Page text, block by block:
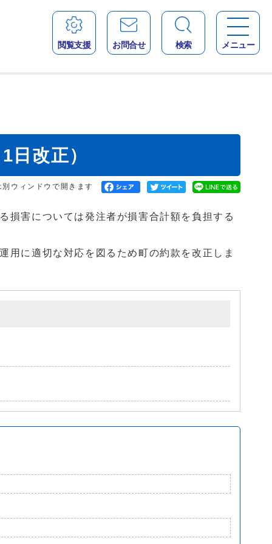
閲覧支援 お問合せ 検索 メニュー
1日改正）
ウィンドウで開きます
損害については発注者が損害合計額を負担する
用に適切な対応を図るため町の約款を改正しま